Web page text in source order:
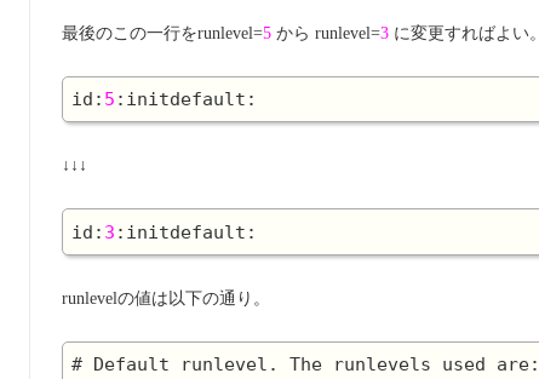
最後のこの一行をrunlevel=5から runlevel=3に変更すればよい。
id: 5
↓↓↓
id: 3
runlevelの値は以下の通り。
# Default runlevel. The runlevels used are: